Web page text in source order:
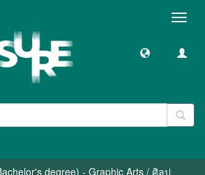
degree) - Graphic Arts / ศิลป